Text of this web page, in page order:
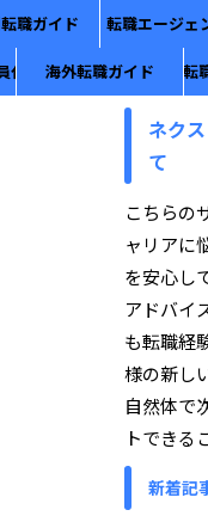
職ガイド 転職エージェ
海外転職ガイド 転
ネク
て
こちらの
ャリアに
を安心し
アドバイ
も転職経
様の新し
自然体で
トできる
新着記